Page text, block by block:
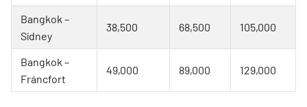
Bangkok –
Sídney
38,500 68,500 105,000
Bangkok –
Fráncfort
49,000 89,000 129,000